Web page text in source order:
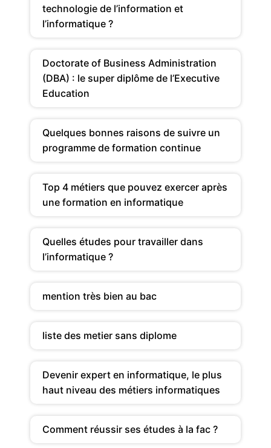
technologie de l’information et
l’informatique ?
Doctorate of Business Administration
(DBA) : le super diplôme de l’Executive
Education
Quelques bonnes raisons de suivre un
programme de formation continue
Top 4 métiers que pouvez exercer après
une formation en informatique
Quelles études pour travailler dans
l’informatique ?
mention très bien au bac
liste des metier sans diplome
Devenir expert en informatique, le plus
haut niveau des métiers informatiques
Comment réussir ses études à la fac ?